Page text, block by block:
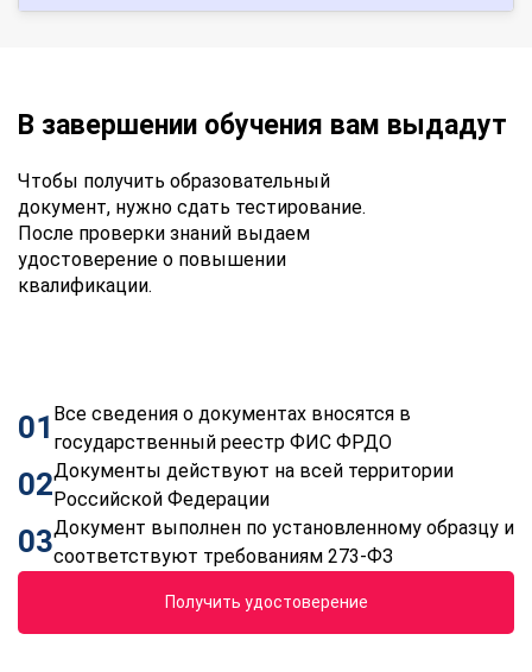
В завершении обучения вам выдадут
Чтобы получить образовательный
документ, нужно сдать тестирование.
После проверки знаний выдаем
удостоверение о повышении
квалификации.
01 Все сведения о документах вносятся в
государственный реестр ФИС ФРДО
02Документы действуют на всей территории
Российской Федерации
03Документ выполнен по установленному образцу и
соответствуют требованиям 273-ФЗ
Получить удостоверение